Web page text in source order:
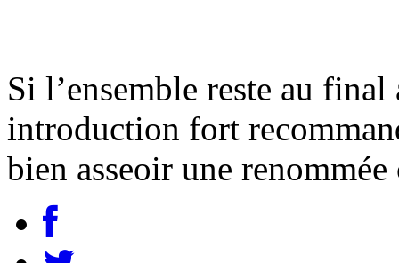
Si l’ensemble reste au final
introduction fort
bien asseoir une